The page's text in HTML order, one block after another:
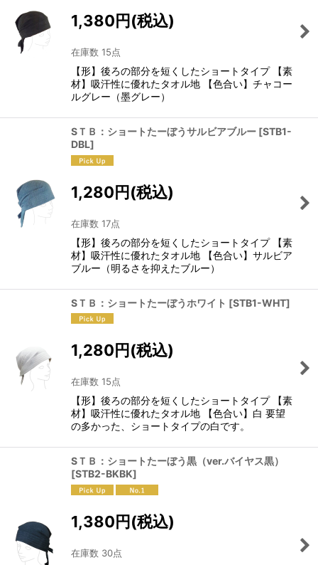
1,380円(税込)
在庫数 15点
【形】後ろの部分を短くしたショートタイプ 【素
材】吸汗性に優れたタオル地 【色合い】チャコー
ルグレー（墨グレー）
SＴＢ：ショートたーぼうサルビアブルー [STB1-
DBL]
1,280円(税込)
在庫数 17点
【形】後ろの部分を短くしたショートタイプ 【素
材】吸汗性に優れたタオル地 【色合い】サルビア
ブルー（明るさを抑えたブルー）
SＴＢ：ショートたーぼうホワイト [STB1-WHT]
1,280円 (税込)
在庫数 15点
【形】後ろの部分を短くしたショートタイプ 【素
材】吸汗性に優れたタオル地 【色合い】白 要望
の多かった、ショートタイプの白です。
SＴＢ：ショートたーぼう黒（ver.バイヤス黒）
[STB2-BKBK]
1,380円(税込)
在庫数 30点